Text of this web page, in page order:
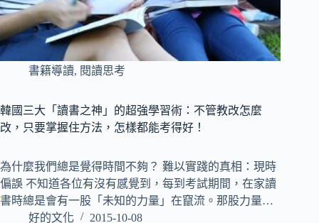
書籍導讀, 閱讀思考
韓國三大「讀書之神」的超強學習術：不管教改怎麼
改，只要掌握住方法，怎樣都能考得好！
為什麼我們總是覺得時間不夠？ 難以實踐的真相：現時
偏誤 不知道各位有沒有感覺到，每到考試期間，在家讀
書時總是會有一股「未知的力量」在竄流。那股力量…
好的文化
2015-10-08